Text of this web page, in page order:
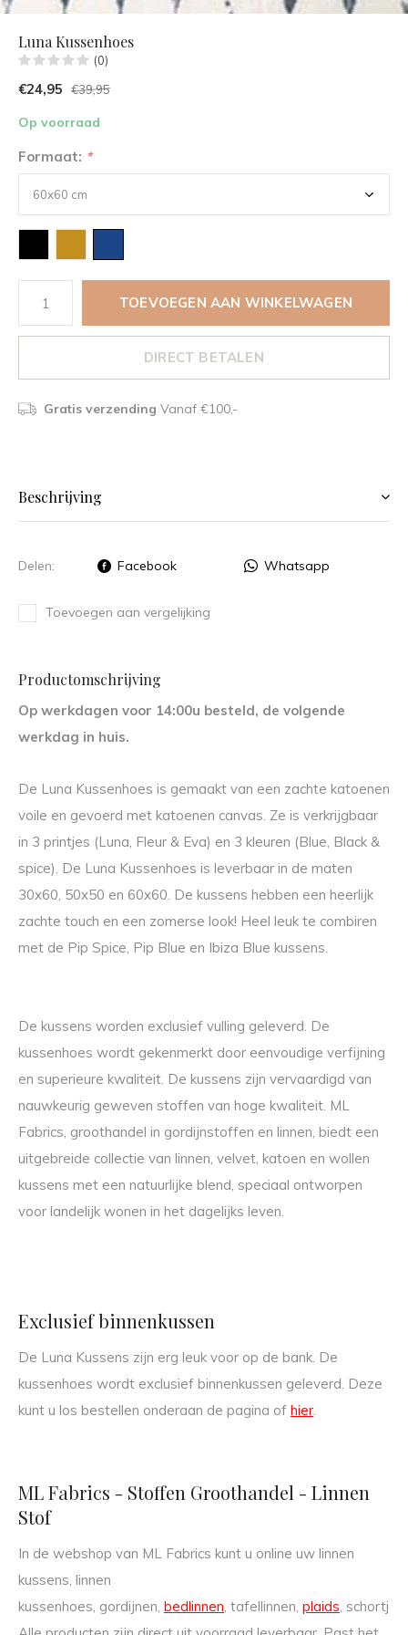
Luna Kussenhoes
(0)
€24,95 €39,95
Op voorraad
Formaat: *
TOEVOEGEN AAN WINKELWAGEN
DIRECT BETALEN
Gratis verzending Vanaf €100,-
Beschrijving
Delen: Facebook Whatsapp
Toevoegen aan vergelijking
Productomschrijving
Op werkdagen voor 14:00u besteld, de volgende
werkdag in huis.
De Luna Kussenhoes is gemaakt van een zachte katoenen
voile en gevoerd met katoenen canvas. Ze is verkrijgbaar
in 3 printjes (Luna, Fleur & Eva) en 3 kleuren (Blue, Black &
spice). De Luna Kussenhoes is leverbaar in de maten
30x60, 50x50 en 60x60. De kussens hebben een heerlijk
zachte touch en een zomerse look! Heel leuk te combiren
met de Pip Spice, Pip Blue en Ibiza Blue kussens.
De kussens worden exclusief vulling geleverd. De
kussenhoes wordt gekenmerkt door eenvoudige verfijning
en superieure kwaliteit. De kussens zijn vervaardigd van
nauwkeurig geweven stoffen van hoge kwaliteit. ML
Fabrics, groothandel in gordijnstoffen en linnen, biedt een
uitgebreide collectie van linnen, velvet, katoen en wollen
kussens met een natuurlijke blend, speciaal ontworpen
voor landelijk wonen in het dagelijks leven.
Exclusief binnenkussen
De Luna Kussens zijn erg leuk voor op de bank. De
kussenhoes wordt exclusief binnenkussen geleverd. Deze
kunt u los bestellen onderaan de pagina of hier.
ML Fabrics - Stoffen Groothandel - Linnen
Stof
In de webshop van ML Fabrics kunt u online uw linnen
kussens, linnen
kussenhoes, gordijnen, bedlinnen, tafellinnen, plaids,